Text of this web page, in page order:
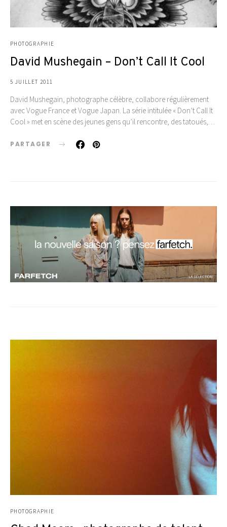
PHOTOGRAPHIE
David Mushegain – Don’t Call It Cool
5 JUILLET 2011
David Mushegain, photographe célèbre, collabore régulièrement
avec Vogue France et Vogue Japan. La série intitulée « Don’t Call It
Cool » met en scène des jeunes gens qu’il rencontre, des tatoués,…
PARTAGER
PHOTOGRAPHIE